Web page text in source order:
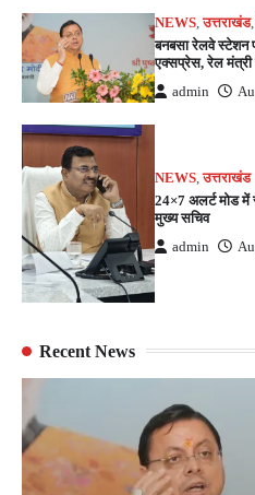
NEWS,उत्तराखंड
बनबसा रेलवे
एक्सप्रेस, रेल मंत्री
admin
NEWS,उत्तराखंड
24×7 अलर्ट मोड
मुख्य सचिव
admin
Recent News